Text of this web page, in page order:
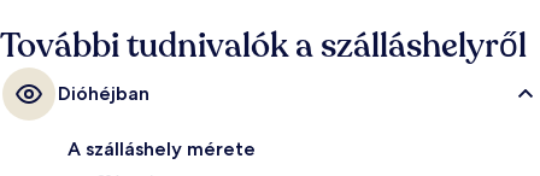
További tudnivalók a szálláshelyről
Dióhéjban
A szálláshely mérete